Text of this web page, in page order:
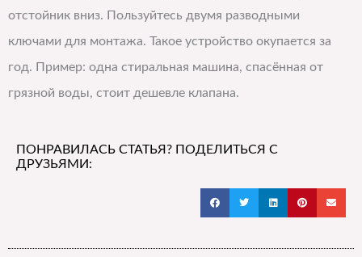
отстойник вниз. Пользуйтесь двумя разводными
ключами для монтажа. Такое устройство окупается за
год. Пример: одна стиральная машина, спасённая от
грязной воды, стоит дешевле клапана.
ПОНРАВИЛАСЬ СТАТЬЯ? ПОДЕЛИТЬСЯ С
ДРУЗЬЯМИ: